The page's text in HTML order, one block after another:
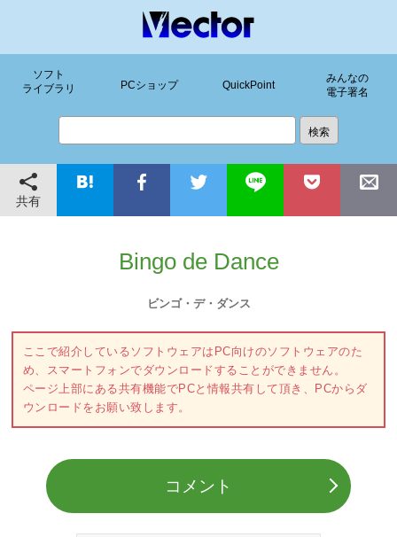
ソフト
ライブラリ
PCショップ QuickPoint
みんなの
電子署名
共有
Bingo de Dance
ビンゴ・デ・ダンス
ここで紹介しているソフトウェアはPC向けのソフトウェアのた
め、スマートフォンでダウンロードすることができません。
ページ上部にある共有機能でPCと情報共有して頂き、PCからダ
ウンロードをお願い致します。
コメント